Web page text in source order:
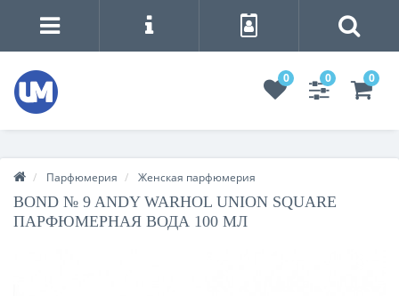
0 0 0
Парфюмерия Женская парфюмерия
BOND № 9 ANDY WARHOL UNION SQUARE
ПАРФЮМЕРНАЯ ВОДА 100 МЛ